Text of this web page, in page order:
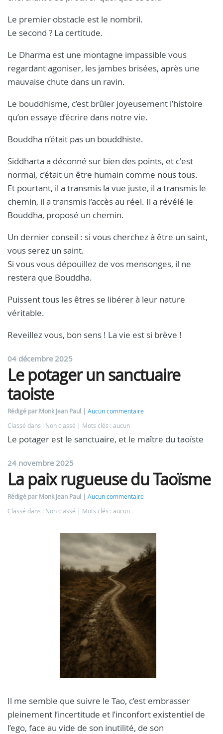
Le premier obstacle est le nombril.
Le second ? La certitude.
Le Dharma est une montagne impassible vous
regardant agoniser, les jambes brisées, après une
mauvaise chute dans un ravin.
Le bouddhisme, c’est brûler joyeusement l’histoire
qu’on essaye d’écrire dans notre vie.
Bouddha n’était pas un bouddhiste.
Siddharta a déconné sur bien des points, et c'est
normal, c’était un être humain comme nous tous.
Et pourtant, il a transmis la vue juste, il a transmis le
chemin, il a transmis l’accès au réel. Il a révélé le
Bouddha, proposé un chemin.
Un dernier conseil : si vous cherchez à être un saint,
vous serez un saint.
Si vous vous dépouillez de vos mensonges, il ne
restera que Bouddha.
Puissent tous les êtres se libérer à leur nature
véritable.
Reveillez vous, bon sens ! La vie est si brève !
04 décembre 2025
Le potager un sanctuaire
taoiste
Rédigé par Monk Jean Paul
Aucun commentaire
Classé dans : Non classé
Mots clés : aucun
Le potager est le sanctuaire, et le maître du taoïste
24 novembre 2025
La paix rugueuse du Taoïsme
Rédigé par Monk Jean Paul
Aucun commentaire
Classé dans : Non classé
Mots clés : aucun
Il me semble que suivre le Tao, c’est embrasser
pleinement l’incertitude et l’inconfort existentiel de
l’ego, face au vide de son inutilité, de son